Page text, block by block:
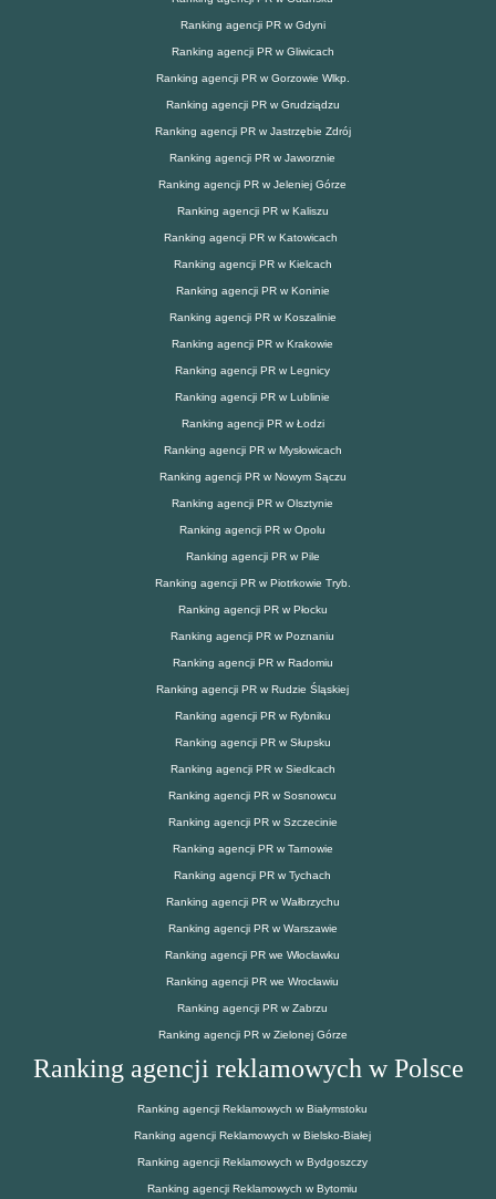
Ranking agencji PR w Gdyni
Ranking agencji PR w Gliwicach
Ranking agencji PR w Gorzowie Wlkp.
Ranking agencji PR w Grudziądzu
Ranking agencji PR w Jastrzębie Zdrój
Ranking agencji PR w Jaworznie
Ranking agencji PR w Jeleniej Górze
Ranking agencji PR w Kaliszu
Ranking agencji PR w Katowicach
Ranking agencji PR w Kielcach
Ranking agencji PR w Koninie
Ranking agencji PR w Koszalinie
Ranking agencji PR w Krakowie
Ranking agencji PR w Legnicy
Ranking agencji PR w Lublinie
Ranking agencji PR w Łodzi
Ranking agencji PR w Mysłowicach
Ranking agencji PR w Nowym Sączu
Ranking agencji PR w Olsztynie
Ranking agencji PR w Opolu
Ranking agencji PR w Pile
Ranking agencji PR w Piotrkowie Tryb.
Ranking agencji PR w Płocku
Ranking agencji PR w Poznaniu
Ranking agencji PR w Radomiu
Ranking agencji PR w Rudzie Śląskiej
Ranking agencji PR w Rybniku
Ranking agencji PR w Słupsku
Ranking agencji PR w Siedlcach
Ranking agencji PR w Sosnowcu
Ranking agencji PR w Szczecinie
Ranking agencji PR w Tarnowie
Ranking agencji PR w Tychach
Ranking agencji PR w Wałbrzychu
Ranking agencji PR w Warszawie
Ranking agencji PR we Włocławku
Ranking agencji PR we Wrocławiu
Ranking agencji PR w Zabrzu
Ranking agencji PR w Zielonej Górze
Ranking agencji reklamowych w Polsce
Ranking agencji Reklamowych w Białymstoku
Ranking agencji Reklamowych w Bielsko-Białej
Ranking agencji Reklamowych w Bydgoszczy
Ranking agencji Reklamowych w Bytomiu